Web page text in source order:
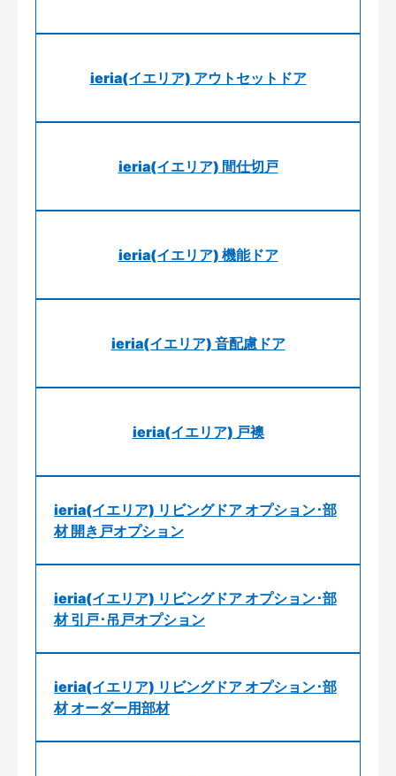
ieria(イエリア) アウトセットドア
ieria(イエリア) 間仕切戸
ieria(イエリア) 機能ドア
ieria(イエリア) 音配慮ドア
ieria(イエリア) 戸襖
ieria(イエリア) リビングドア オプション･部
材 開き戸オプション
ieria(イエリア) リビングドア オプション･部
材 引戸･吊戸オプション
ieria(イエリア) リビングドア オプション･部
材 オーダー用部材